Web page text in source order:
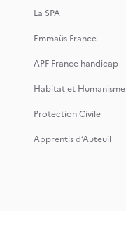
La SPA
Emmaüs France
APF France handicap
Habitat et Humanisme
Protection Civile
Apprentis d’Auteuil